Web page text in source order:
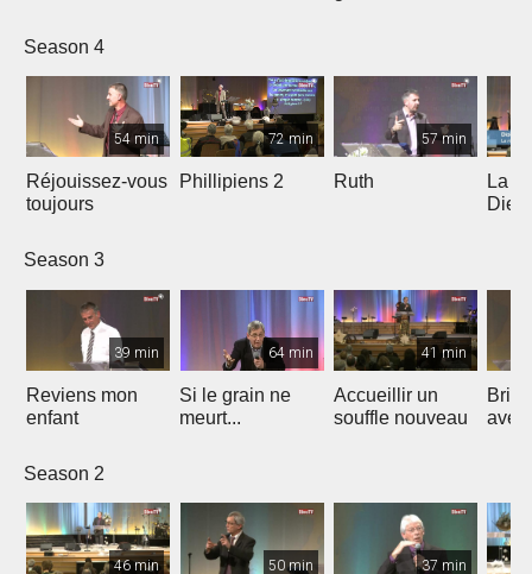
Season 4
54 min
Réjouissez-vous
toujours
72 min
Phillipiens 2
57 min
Ruth
La
Dieu
Season 3
39 min
Reviens mon
enfant
64 min
Si le grain ne
meurt...
41 min
Accueillir un
souffle nouveau
Season 2
46 min 50 min 37 min